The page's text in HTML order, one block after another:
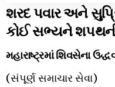
શરદ પવાર અને
કોઈ સભ્યને
મહારાષ્ટ્રમાં શિવસેના
(સંપૂર્ણ સમાચાર સેવા)